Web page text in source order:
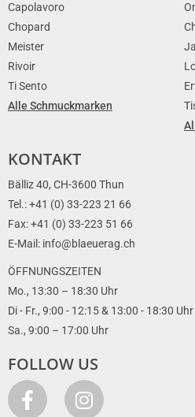
Capolavoro
Chopard
Meister
Rivoir
Ti Sento
Alle Schmuckmarken
KONTAKT
Bälliz 40, CH-3600 Thun
Tel.: +41 (0) 33-223 21 66
Fax: +41 (0) 33-223 51 66
E-Mail: info@blaeuerag.ch
ÖFFNUNGSZEITEN
Mo., 13:30 – 18:30 Uhr
Di - Fr., 9:00 - 12:15 & 13:00 - 18:30 Uhr
Sa., 9:00 – 17:00 Uhr
FOLLOW US